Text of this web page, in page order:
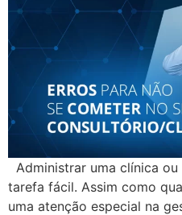
Administrar uma clínica
tarefa fácil. Assim como
uma atenção especial na